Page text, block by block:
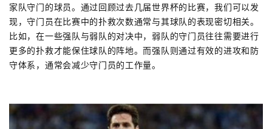
家队守门的球员。通过回顾过去几届世界杯的比赛，我们可以发
现，守门员在比赛中的扑救次数通常与其球队的表现密切相关。
比如，在一些强队与弱队的对决中，弱队的守门员往往需要进行
更多的扑救才能保住球队的阵地。而强队则通过有效的进攻和防
守体系，通常会减少守门员的工作量。